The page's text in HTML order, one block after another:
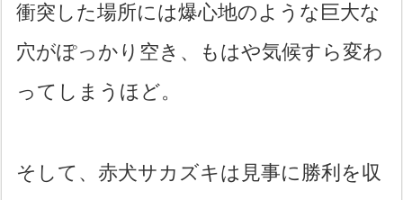
衝突した場所には爆心地のような巨大な
穴がぽっかり空き、もはや気候すら変わ
ってしまうほど。
そして、赤犬サカズキは見事に勝利を収